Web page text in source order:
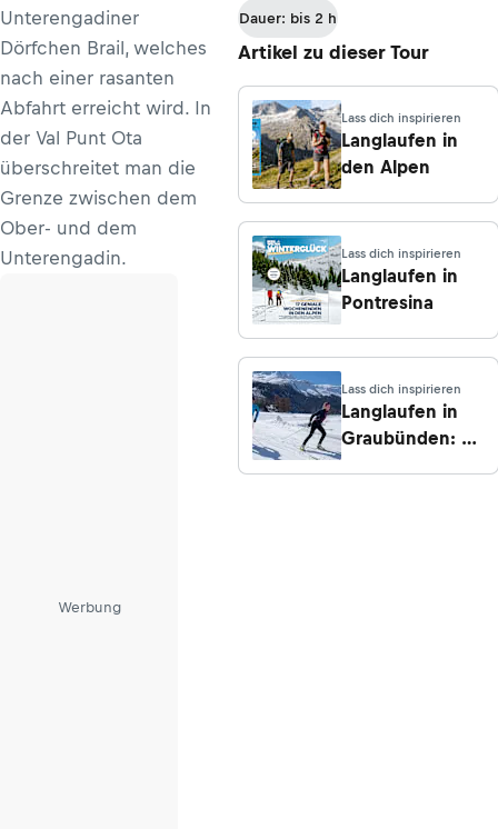
Unterengadiner
Dörfchen Brail, welches
nach einer rasanten
Abfahrt erreicht wird. In
der Val Punt Ota
überschreitet man die
Grenze zwischen dem
Ober- und dem
Unterengadin.
Werbung
Dauer: bis 2 h
Artikel zu dieser Tour
Lass dich inspirieren
Langlaufen in
den Alpen
Lass dich inspirieren
Langlaufen in
Pontresina
Lass dich inspirieren
Langlaufen in
Graubünden: 5